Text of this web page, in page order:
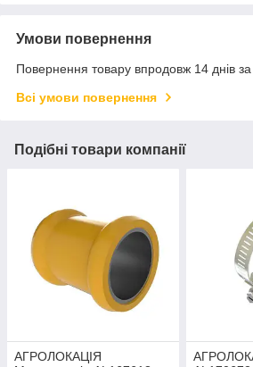
Умови повернення
Повернення товару впродовж 14 днів
Всі умови повернення
Подібні товари компанії
АГРОЛОКАЦІЯ